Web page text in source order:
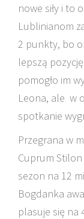
nowe siły i to
Lublinianom
2 punkty, bo
lepszą
pomogło im
Leona, ale w
spotkanie
Przegrana w
Cuprum
sezon na 12
Bogdanka
plasuje się na